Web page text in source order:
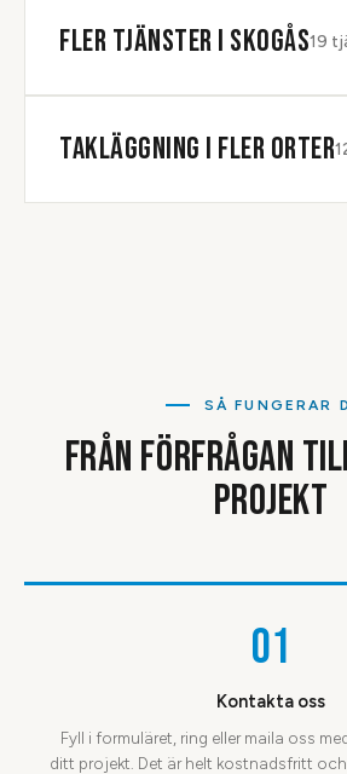
tätskiktsarbete.
FLER TJÄNSTER I SKOGÅS19
TAKLÄGGNING I FLER ORTER
SÅ FUNGERAR
FRÅN FÖRFRÅGAN
PROJEKT
01
Kontakta oss
Fyll i formuläret, ring eller maila oss
ditt projekt. Det är helt kostnadsfritt